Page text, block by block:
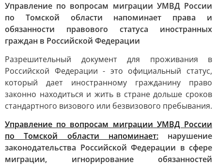
Управление по вопросам миграции УМВД России
по Томской области напоминает права и
обязанности правового статуса иностранных
граждан в Российской Федерации
Разрешительный документ для проживания в
Российской Федерации - это официальный статус,
который дает иностранному гражданину право
законно находиться и жить в стране дольше сроков
стандартного визового или безвизового пребывания.
Управление по вопросам миграции УМВД России
по Томской области напоминает:нарушение
законодательства Российской Федерации в сфере
миграции, игнорирование обязанностей